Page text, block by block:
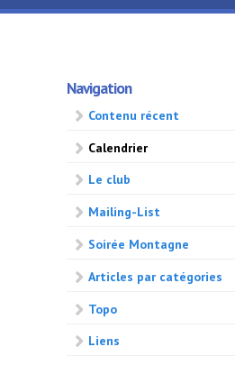
Aller au contenu principal
GMA
500
Navigation
Contenu récent
Calendrier
Le club
Mailing-List
Soirée Montagne
Articles par catégories
Topo
Liens